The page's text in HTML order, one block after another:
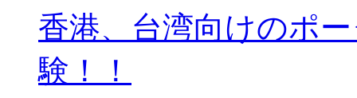
香港、台湾向けのポ
験！！